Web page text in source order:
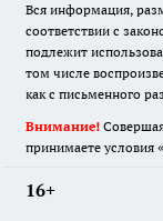
Вся информация,
соответствии с
подлежит
том числе
как с письменного
Внимание!
принимаете условия «
16+